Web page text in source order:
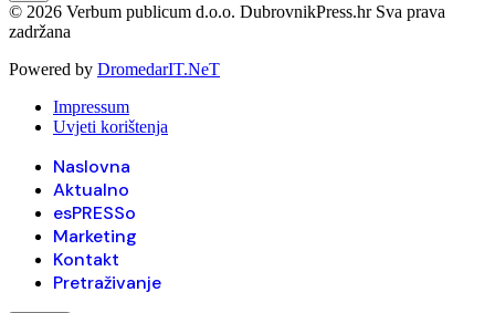
© 2026 Verbum publicum d.o.o. DubrovnikPress.hr Sva prava
zadržana
Powered by DromedarIT.NeT
Impressum
Uvjeti korištenja
Naslovna
Aktualno
esPRESSo
Marketing
Kontakt
Pretraživanje